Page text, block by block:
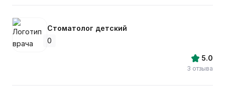
Стоматолог детский
0
5.0
3 отзыва